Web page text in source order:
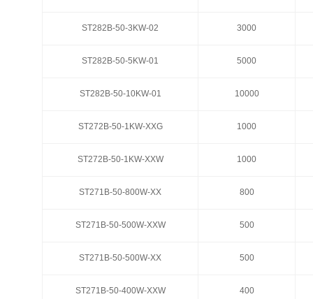
ST282B-50-3KW-02 3000
ST282B-50-5KW-01 5000
ST282B-50-10KW-01 10000
ST272B-50-1KW-XXG 1000
ST272B-50-1KW-XXW 1000
ST271B-50-800W-XX 800
ST271B-50-500W-XXW 500
ST271B-50-500W-XX 500
ST271B-50-400W-XXW 400
ST282B-50-3KW-02 3000
ST282B-50-5KW-01 5000
ST282B-50-10KW-01 10000
ST272B-50-1KW-XXG 1000
ST272B-50-1KW-XXW 1000
ST271B-50-800W-XX 800
ST271B-50-500W-XXW 500
ST271B-50-500W-XX 500
ST271B-50-400W-XXW 400